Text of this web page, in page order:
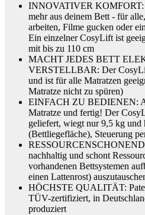
INNOVATIVER KOMFORT:
mehr aus deinem Bett - für
arbeiten, Filme gucken oder
Ein einzelner CosyLift ist
mit bis zu 110 cm
MACHT JEDES BETT
VERSTELLBAR: Der
und ist für alle Matratzen
Matratze nicht zu spüren)
EINFACH ZU BEDIENEN:
Matratze und fertig! Der
geliefert, wiegt nur 9,5 kg und
(Bettliegefläche), Steuerung
nachhaltig und schont
vorhandenen Bettsystemen
einen Lattenrost)
HÖCHSTE QUALITÄT:
TÜV-zertifiziert, in
produziert